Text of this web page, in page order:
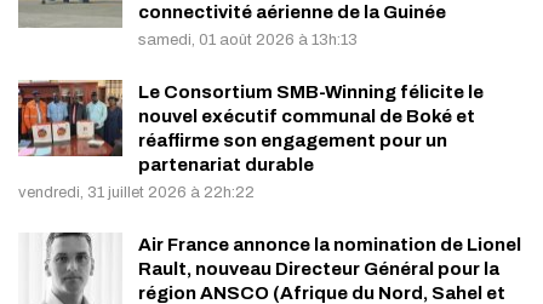
connectivité aérienne de la Guinée
samedi, 01 août 2026 à 13h:13
Le Consortium SMB-Winning félicite le
nouvel exécutif communal de Boké et
réaffirme son engagement pour un
partenariat durable
vendredi, 31 juillet 2026 à 22h:22
Air France annonce la nomination de Lionel
Rault, nouveau Directeur Général pour la
région ANSCO (Afrique du Nord, Sahel et